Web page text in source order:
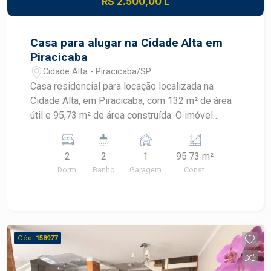
praticidade e excelente custo-benefício no
Casa para alugar na Cidade Alta em
Piracicaba
Cidade Alta - Piracicaba/SP
Casa residencial para locação localizada na
Cidade Alta, em Piracicaba, com 132 m² de área
útil e 95,73 m² de área construída. O imóvel
armários, oferecendo praticidade em localização
estratégica. CARACTERÍSTICAS DO IMÓVEL -
Área útil de 132 m² - Área construída de 95,73 m²
momentos de lazer e convivência - Churrasqueira
para confraternizações - Armários que
contribuem para a organização dos ambientes -
2
Dorm.
2
Banho
1
Garagem
95.73 m²
Const.
Cód. 158977